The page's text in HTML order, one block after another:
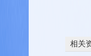
相关